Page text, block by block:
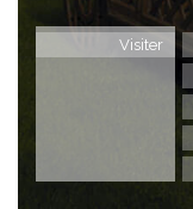
Visiter